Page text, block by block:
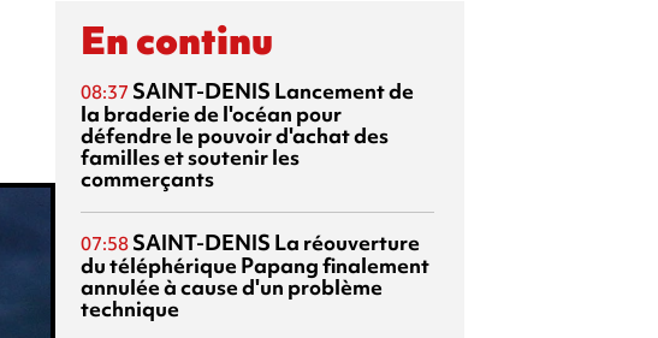
En continu
08:37 SAINT-DENIS Lancement de
la braderie de l'océan pour
défendre le pouvoir d'achat des
familles et soutenir les
commerçants
07:58 SAINT-DENIS La réouverture
du téléphérique Papang finalement
annulée à cause d'un problème
technique